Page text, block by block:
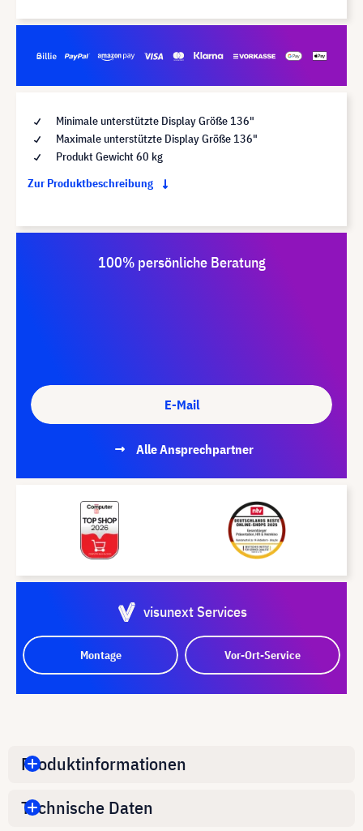
Minimale unterstützte Display Größe 136"
Maximale unterstützte Display Größe 136"
Produkt Gewicht 60 kg
Zur Produktbeschreibung
100% persönliche Beratung
E-Mail
Alle Ansprechpartner
visunext Services
Montage Vor-Ort-Service
Produktinformationen
Technische Daten